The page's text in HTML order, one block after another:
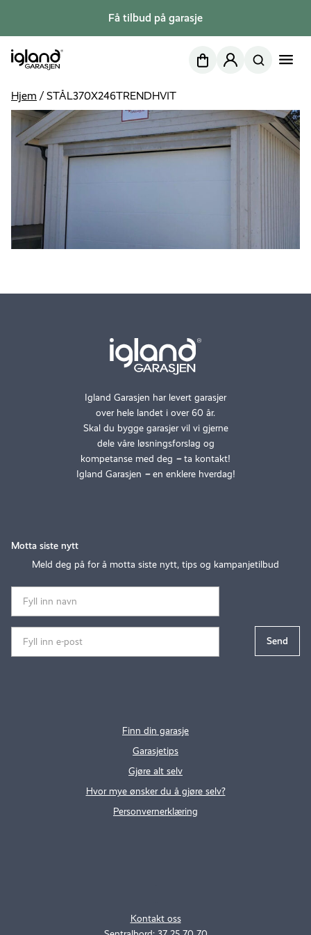
Få tilbud på garasje
NettbutikkMin side
Hjem /STÅL370X246TRENDHVIT
Igland Garasjen har levert garasjer
over hele landet i over 60 år.
Skal du bygge garasjer vil vi gjerne
dele våre løsningsforslag og
kompetanse med deg –ta kontakt!
Igland Garasjen –en enklere hverdag!
Kontakt oss
Finn din garasje
Garasjetips
Gjøre alt selv
Hvor mye ønsker du å gjøre selv?
Personvernerklæring
Motta siste nytt
Meld deg på for å motta siste nytt, tips og kampanjetilbud